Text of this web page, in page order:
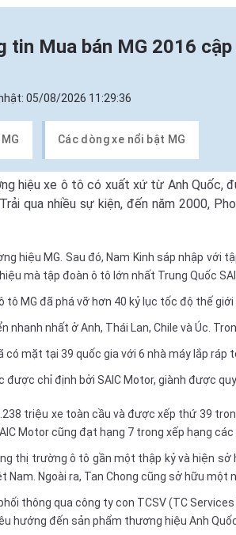
tin Mua bán MG 2016
05/08/2026 11:29:36
Các dòng xe nổi bật MG
hiệu xe ô tô có xuất xứ từ Anh
qua nhiều sự kiện, đến năm 2000,
hiệu MG. Sau đó, Nam Kinh sáp nhập
mà tập đoàn ô tô lớn nhất Trung Quốc
tô MG đã phá vỡ hơn 40 kỷ lục tốc độ thế
nhất ở Anh, Thái Lan, Chile và Úc.
mặt tại 39 quốc gia với 6 nhà máy lắp ráp
chỉ định bởi SAIC Motor, giành được
triệu xe toàn cầu và được xếp thứ 39
Motor cũng đạt hạng 7 trong xếp hạng
thị trường ô tô gần một thập kỷ và hiện
Ngoài ra, Tan Chong cũng sở hữu một
thông qua công ty con TCSV (TC
hướng đến sản phẩm thương hiệu Anh